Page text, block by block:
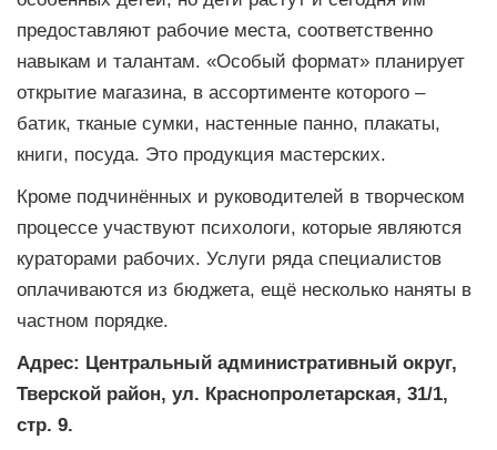
предоставляют рабочие места, соответственно
навыкам и талантам. «Особый формат» планирует
открытие магазина, в ассортименте которого –
батик, тканые сумки, настенные панно, плакаты,
книги, посуда. Это продукция мастерских.
Кроме подчинённых и руководителей в творческом
процессе участвуют психологи, которые являются
кураторами рабочих. Услуги ряда специалистов
оплачиваются из бюджета, ещё несколько наняты в
частном порядке.
Адрес: Центральный административный округ,
Тверской район, ул. Краснопролетарская, 31/1,
стр. 9.